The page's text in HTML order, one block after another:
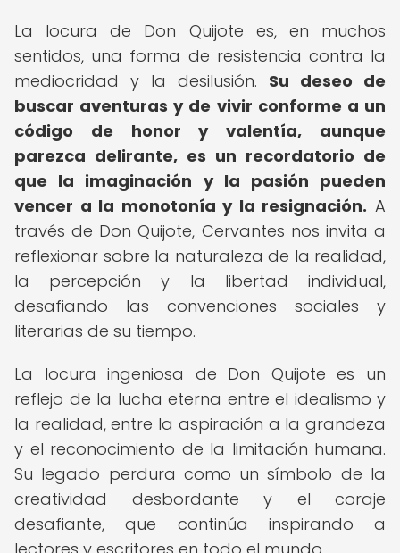
La locura de Don Quijote es, en muchos
sentidos, una forma de resistencia contra la
mediocridad y la desilusión. Su deseo de
buscar aventuras y de vivir conforme a un
código de honor y valentía, aunque
parezca delirante, es un recordatorio de
que la imaginación y la pasión pueden
vencer a la monotonía y la resignación. A
través de Don Quijote, Cervantes nos invita a
reflexionar sobre la naturaleza de la realidad,
la percepción y la libertad individual,
desafiando las convenciones sociales y
literarias de su tiempo.
La locura ingeniosa de Don Quijote es un
reflejo de la lucha eterna entre el idealismo y
la realidad, entre la aspiración a la grandeza
y el reconocimiento de la limitación humana.
Su legado perdura como un símbolo de la
creatividad desbordante y el coraje
desafiante, que continúa inspirando a